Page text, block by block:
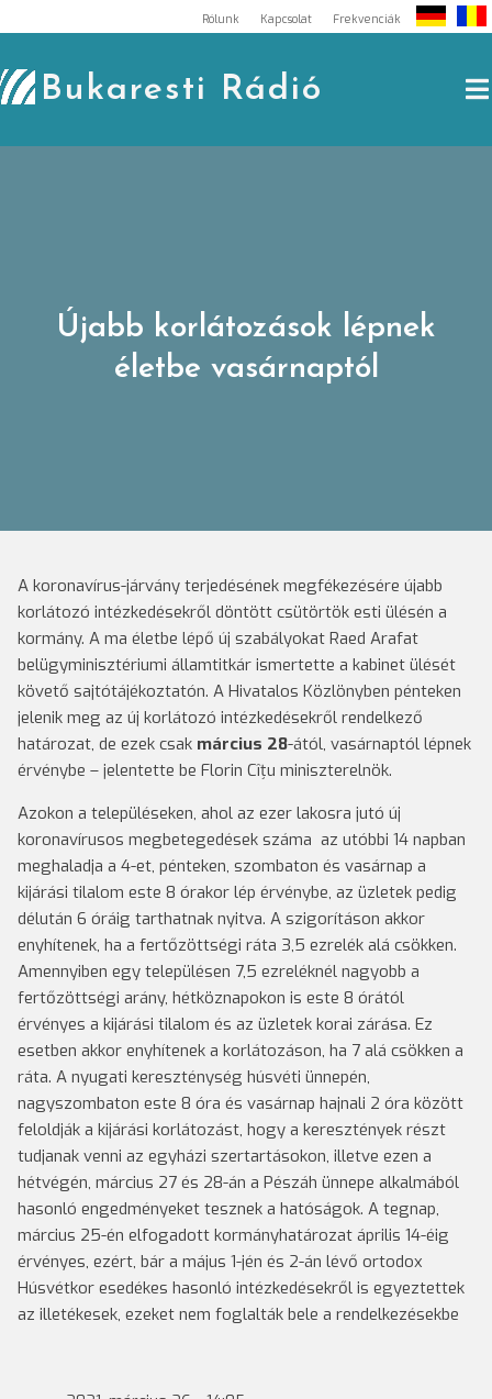
to
content
Rólunk Kapcsolat Frekvenciák
Bukaresti Rádió
Újabb korlátozások lépnek
életbe vasárnaptól
A koronavírus-járvány terjedésének megfékezésére újabb
korlátozó intézkedésekről döntött csütörtök esti ülésén a
kormány. A ma életbe lépő új szabályokat Raed Arafat
belügyminisztériumi államtitkár ismertette a kabinet ülését
követő sajtótájékoztatón. A Hivatalos Közlönyben pénteken
jelenik meg az új korlátozó intézkedésekről rendelkező
határozat, de ezek csak március 28-ától, vasárnaptól lépnek
érvénybe – jelentette be Florin Cîțu miniszterelnök.
Azokon a településeken, ahol az ezer lakosra jutó új
koronavírusos megbetegedések száma az utóbbi 14 napban
meghaladja a 4-et, pénteken, szombaton és vasárnap a
kijárási tilalom este 8 órakor lép érvénybe, az üzletek pedig
délután 6 óráig tarthatnak nyitva. A szigorításon akkor
enyhítenek, ha a fertőzöttségi ráta 3,5 ezrelék alá csökken.
Amennyiben egy településen 7,5 ezreléknél nagyobb a
fertőzöttségi arány, hétköznapokon is este 8 órától
érvényes a kijárási tilalom és az üzletek korai zárása. Ez
esetben akkor enyhítenek a korlátozáson, ha 7 alá csökken a
ráta. A nyugati kereszténység húsvéti ünnepén,
nagyszombaton este 8 óra és vasárnap hajnali 2 óra között
feloldják a kijárási korlátozást, hogy a keresztények részt
tudjanak venni az egyházi szertartásokon, illetve ezen a
hétvégén, március 27 és 28-án a Pészáh ünnepe alkalmából
hasonló engedményeket tesznek a hatóságok. A tegnap,
március 25-én elfogadott kormányhatározat április 14-éig
érvényes, ezért, bár a május 1-jén és 2-án lévő ortodox
Húsvétkor esedékes hasonló intézkedésekről is egyeztettek
az illetékesek, ezeket nem foglalták bele a rendelkezésekbe